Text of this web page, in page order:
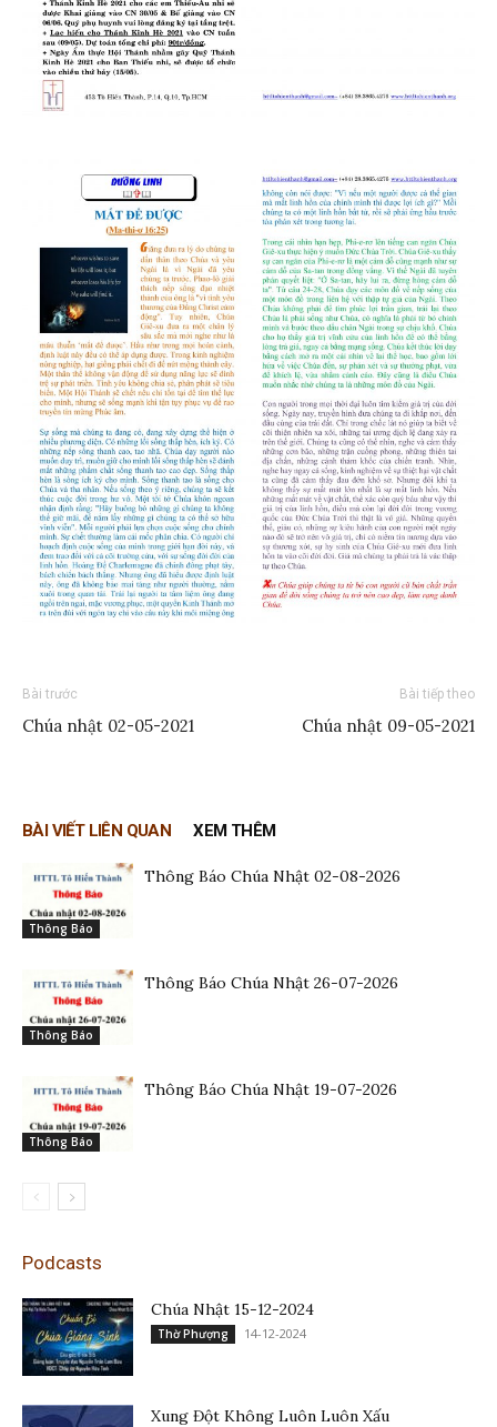
Bài trước
Chúa nhật 02-05-2021
Bài tiếp theo
Chúa nhật 09-05-2021
BÀI VIẾT LIÊN QUAN XEM THÊM
Thông Báo
Thông Báo Chúa Nhật 02-08-2026
Thông Báo
Thông Báo Chúa Nhật 26-07-2026
Thông Báo
Thông Báo Chúa Nhật 19-07-2026
Podcasts
Chúa Nhật 15-12-2024
Thờ Phượng 14-12-2024
Xung Đột Không Luôn Luôn Xấu